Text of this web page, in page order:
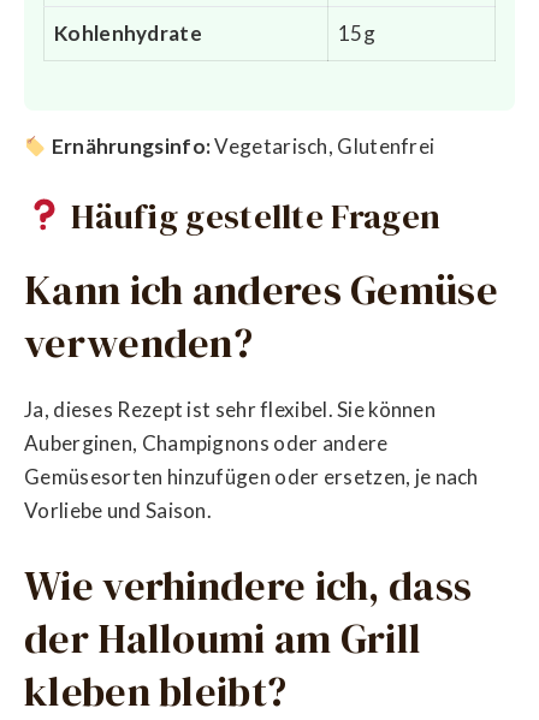
Kohlenhydrate 15g
Ernährungsinfo:Vegetarisch, Glutenfrei
Häufig gestellte Fragen
Kann ich anderes Gemüse
verwenden?
Ja, dieses Rezept ist sehr flexibel. Sie können
Auberginen, Champignons oder andere
Gemüsesorten hinzufügen oder ersetzen, je nach
Vorliebe und Saison.
Wie verhindere ich, dass
der Halloumi am Grill
kleben bleibt?